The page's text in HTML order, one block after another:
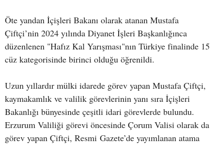
Öte yandan İçişleri Bakanı olarak atanan Mustafa
Çiftçi’nin 2024 yılında Diyanet İşleri Başkanlığınca
düzenlenen "Hafız Kal Yarışması"nın Türkiye finalinde 15
cüz kategorisinde birinci olduğu öğrenildi.
Uzun yıllardır mülki idarede görev yapan Mustafa Çiftçi,
kaymakamlık ve valilik görevlerinin yanı sıra İçişleri
Bakanlığı bünyesinde çeşitli idari görevlerde bulundu.
Erzurum Valiliği görevi öncesinde Çorum Valisi olarak da
görev yapan Çiftçi, Resmi Gazete’de yayımlanan atama